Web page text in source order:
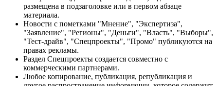
размещена в подзаголовке или в первом абзаце
материала.
Новости с пометками "Мнение", "Экспертиза",
"Заявление", "Регионы", "Деньги", "Власть", "Выборы",
"Тест-драйв", "Спецпроекты", "Промо" публикуются на
правах рекламы.
Раздел Спецпроекты создается совместно с
коммерческими партнерами.
Любое копирование, публикация, републикация и